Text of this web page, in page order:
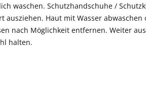
waschen. Schutzhandschuhe /
Haut mit Wasser abwaschen
nach Möglichkeit entfernen. Weiter
halten.